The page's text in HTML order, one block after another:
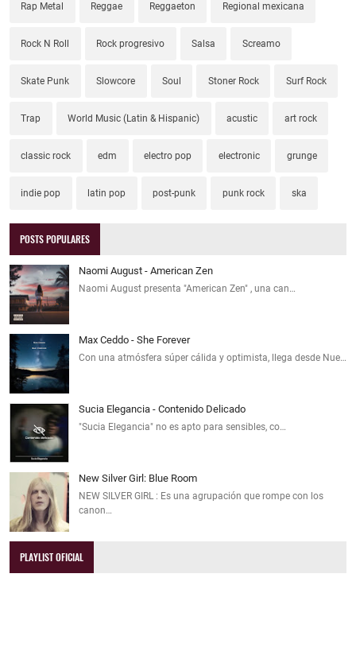
Rap Metal Reggae Reggaeton Regional mexicana
Rock N Roll Rock progresivo Salsa Screamo
Skate Punk Slowcore Soul Stoner Rock Surf Rock
Trap World Music (Latin & Hispanic) acustic art rock
classic rock edm electro pop electronic grunge
indie pop latin pop post-punk punk rock ska
POSTS POPULARES
Naomi August - American Zen
Naomi August presenta "American Zen" , una can…
Max Ceddo - She Forever
Con una atmósfera súper cálida y optimista, llega desde Nue…
Sucia Elegancia - Contenido Delicado
"Sucia Elegancia" no es apto para sensibles, co…
New Silver Girl: Blue Room
NEW SILVER GIRL : Es una agrupación que rompe con los
canon…
PLAYLIST OFICIAL